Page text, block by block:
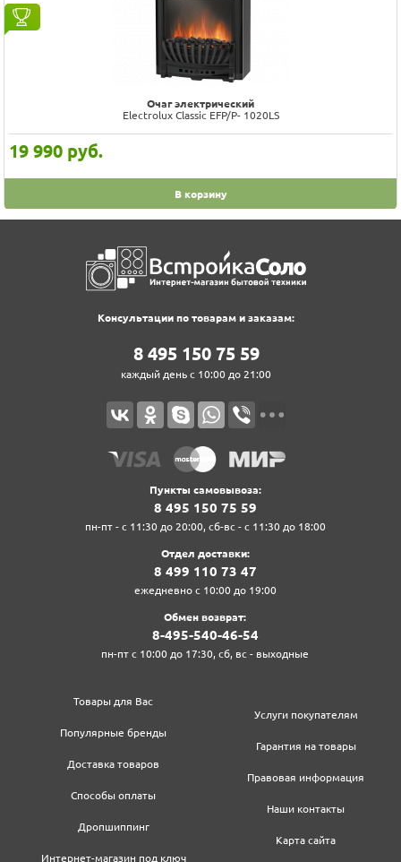
Очаг электрический
Electrolux Classic EFP/P- 1020LS
19 990 руб.
В корзину
Консультации по товарам и заказам:
8‍ 4‍9‍5‍ 1‍5‍0‍ 7‍5‍ 5‍9‍
каждый день с 10:00 до 21:00
Пункты самовывоза:
8‍ 4‍9‍5‍ 1‍5‍0‍ 7‍5‍ 5‍9‍
пн-пт - с 11:30 до 20:00, сб-вс - с 11:30 до 18:00
Отдел доставки:
8‍ 4‍9‍9‍ 1‍1‍0‍ 7‍3‍ 4‍7‍
ежедневно с 10:00 до 19:00
Обмен возврат:
8‍-4‍9‍5‍-5‍4‍0‍-4‍6‍-5‍4‍
пн-пт с 10:00 до 17:30, сб, вс - выходные
Товары для Вас
Популярные бренды
Доставка товаров
Способы оплаты
Дропшиппинг
Интернет-магазин под ключ
Услуги покупателям
Гарантия на товары
Правовая информация
Наши контакты
Карта сайта